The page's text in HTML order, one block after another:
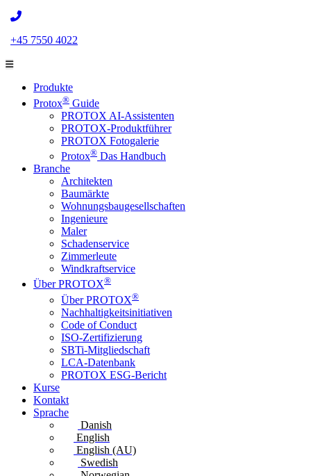
+45 7550 4022
Produkte
Protox® Guide
PROTOX AI-Assistenten
PROTOX-Produktführer
PROTOX Fotogalerie
Protox® Das Handbuch
Branche
Architekten
Baumärkte
Wohnungsbaugesellschaften
Ingenieure
Maler
Schadenservice
Zimmerleute
Windkraftservice
Über PROTOX®
Über PROTOX®
Nachhaltigkeitsinitiativen
Code of Conduct
ISO-Zertifizierung
SBTi-Mitgliedschaft
LCA-Datenbank
PROTOX ESG-Bericht
Kurse
Kontakt
Sprache
Danish
English
English (AU)
Swedish